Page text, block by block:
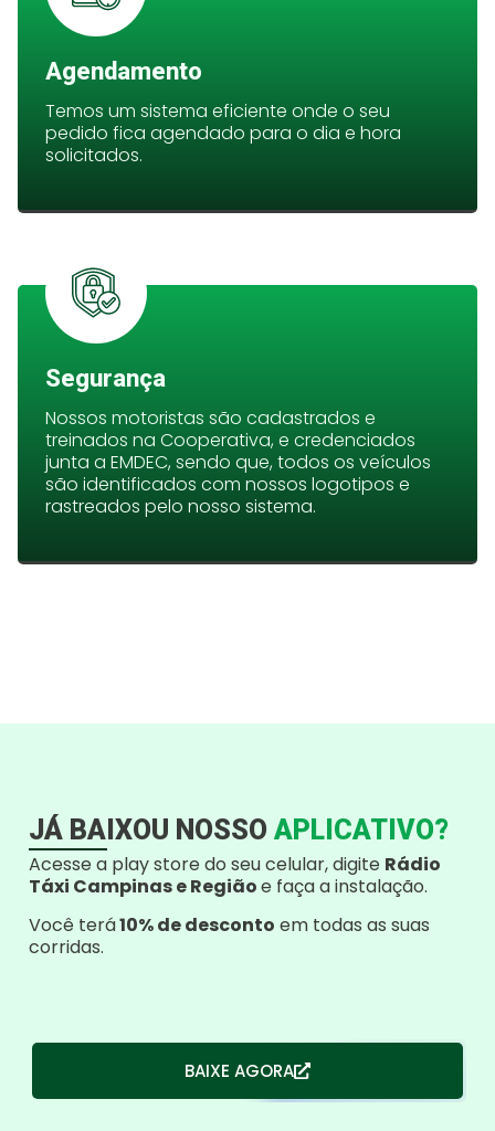
Agendamento
Temos um sistema eficiente onde o seu
pedido fica agendado para o dia e hora
solicitados.
Segurança
Nossos motoristas são cadastrados e
treinados na Cooperativa, e credenciados
junta a EMDEC, sendo que, todos os veículos
são identificados com nossos logotipos e
rastreados pelo nosso sistema.
JÁ BAIXOU NOSSO APLICATIVO?
Acesse a play store do seu celular, digite Rádio
Táxi Campinas e Regiãoe faça a instalação.
Você terá10% de desconto em todas as suas
corridas.
BAIXE AGORA